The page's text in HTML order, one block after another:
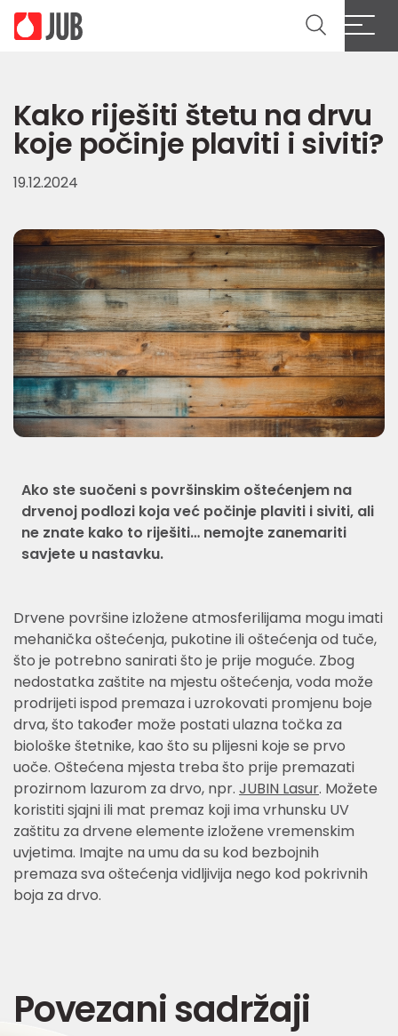
Kako riješiti štetu na drvu
koje počinje plaviti i siviti?
19.12.2024
Ako ste suočeni s površinskim oštećenjem na
drvenoj podlozi koja već počinje plaviti i siviti, ali
ne znate kako to riješiti… nemojte zanemariti
savjete u nastavku.
Drvene površine izložene atmosferilijama mogu imati
mehanička oštećenja, pukotine ili oštećenja od tuče,
što je potrebno sanirati što je prije moguće. Zbog
nedostatka zaštite na mjestu oštećenja, voda može
prodrijeti ispod premaza i uzrokovati promjenu boje
drva, što također može postati ulazna točka za
biološke štetnike, kao što su plijesni koje se prvo
uoče. Oštećena mjesta treba što prije premazati
prozirnom lazurom za drvo, npr. JUBIN Lasur. Možete
koristiti sjajni ili mat premaz koji ima vrhunsku UV
zaštitu za drvene elemente izložene vremenskim
uvjetima. Imajte na umu da su kod bezbojnih
premaza sva oštećenja vidljivija nego kod pokrivnih
boja za drvo.
Povezani sadržaji